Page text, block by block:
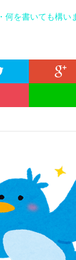
・何を書いても構